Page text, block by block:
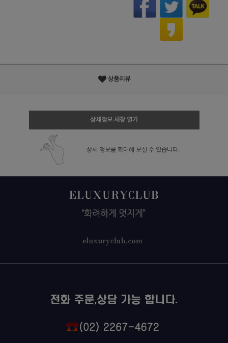
상품리뷰
상세정보 새창 열기
상세 정보를 확대해 보실 수 있습니다.